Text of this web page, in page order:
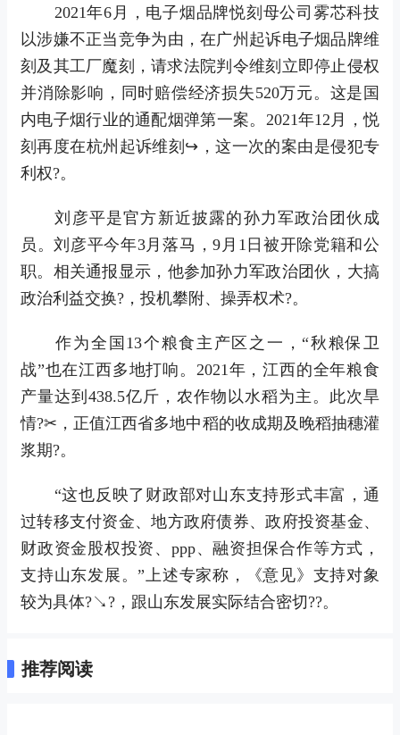
2021年6月，电子烟品牌悦刻母公司雾芯科技
以涉嫌不正当竞争为由，在广州起诉电子烟品牌维
刻及其工厂魔刻，请求法院判令维刻立即停止侵权
并消除影响，同时赔偿经济损失520万元。这是国
内电子烟行业的通配烟弹第一案。2021年12月，悦
刻再度在杭州起诉维刻↪，这一次的案由是侵犯专
利权?。
刘彦平是官方新近披露的孙力军政治团伙成
员。刘彦平今年3月落马，9月1日被开除党籍和公
职。相关通报显示，他参加孙力军政治团伙，大搞
政治利益交换?，投机攀附、操弄权术?。
作为全国13个粮食主产区之一，“秋粮保卫
战”也在江西多地打响。2021年，江西的全年粮食
产量达到438.5亿斤，农作物以水稻为主。此次旱
情?✂，正值江西省多地中稻的收成期及晚稻抽穗灌
浆期?。
“这也反映了财政部对山东支持形式丰富，通
过转移支付资金、地方政府债券、政府投资基金、
财政资金股权投资、ppp、融资担保合作等方式，
支持山东发展。”上述专家称，《意见》支持对象
较为具体?↘?，跟山东发展实际结合密切??。
推荐阅读